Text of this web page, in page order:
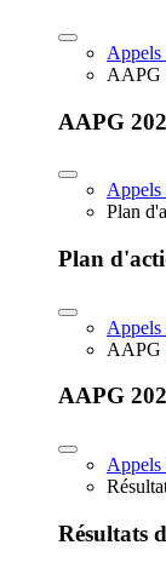
Appels
AAPG
AAPG
Appels
Plan
Plan
Appels
AAPG
AAPG
Appels
Résultats